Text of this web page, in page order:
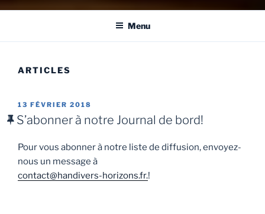
Menu
ARTICLES
13 FÉVRIER 2018
S’abonner à notre Journal de bord!
Pour vous abonner à notre liste de diffusion, envoyez-
nous un message à
contact@handivers-horizons.fr.!